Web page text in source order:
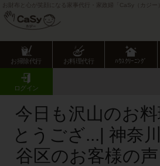
お財布と心が笑顔になる家事代行・家政婦「CaSy（カジー
お掃除代行 お料理代行 ﾊｳｽｸﾘｰﾆﾝｸﾞ
ログイン
CaSy TOP
お客様の声･口コミ詳細
今日も沢山のお
とうござ...| 神奈
谷区のお客様の声